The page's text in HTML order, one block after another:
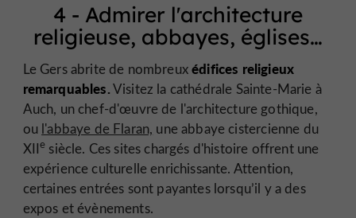
4 - Admirer l'architecture
religieuse, abbayes, églises…
Le Gers abrite de nombreuxédifices religieux
remarquables.Visitez la cathédrale Sainte-Marie à
Auch, un chef-d'œuvre de l'architecture gothique,
ou l'abbaye de Flaran, une abbaye cistercienne du
XIIe siècle. Ces sites chargés d'histoire offrent une
expérience culturelle enrichissante. Attention,
certaines entrées sont payantes lorsqu’il y a des
expos et évènements.